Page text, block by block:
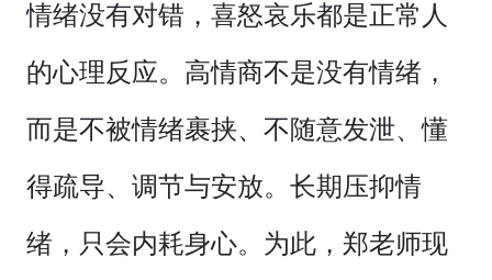
情绪没有对错，喜怒哀乐都是正常人
的心理反应。高情商不是没有情绪，
而是不被情绪裹挟、不随意发泄、懂
得疏导、调节与安放。长期压抑情
绪，只会内耗身心。为此，郑老师现